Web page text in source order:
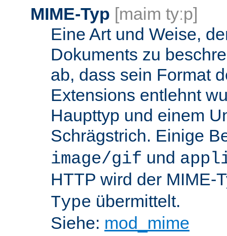
MIME-Typ [maim tyːp]
Eine Art und Weise,
Dokuments zu
ab, dass sein Format
Extensions entlehnt
Haupttyp und einem
Schrägstrich. Einige
image/gif und
HTTP wird der MIME-
Type übermittelt.
Siehe: mod_mime